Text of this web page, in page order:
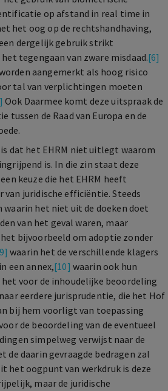
op afstand in real time in
het oog op de rechtshandhaving,
dergelijk gebruik strikt
tegengaan van zware misdaad.[6]
aangemerkt als hoog risico
tal van verplichtingen moeten
Ook Daarmee komt deze uitspraak de
tussen de Raad van Europa en de
dat het EHRM niet uitlegt waarom
is. In die zin staat deze
keuze die het EHRM heeft
van juridische efficiëntie. Steeds
waarin het niet uit de doeken doet
van het geval waren, maar
bijvoorbeeld om adoptie zonder
waarin het de verschillende klagers
een annex,[10] waarin ook hun
voor de inhoudelijke beoordeling
eerdere jurisprudentie, die het Hof
bij hem voorligt van toepassing
de beoordeling van de eventueel
simpelweg verwijst naar de
de daarin gevraagde bedragen zal
het oogpunt van werkdruk is deze
maar de juridische